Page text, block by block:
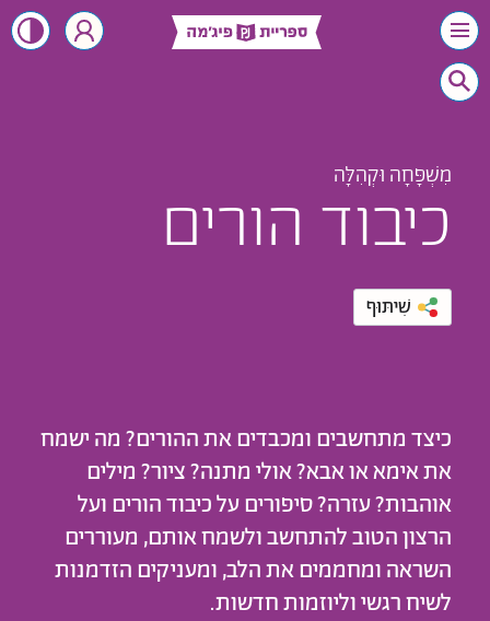
מִשְׁפָּחָה וּקְהִלָּה
כיבוד הורים
שִׁיתּוּף
כיצד מתחשבים ומכבדים את ההורים? מה ישמח
את אימא או אבא? אולי מתנה? ציור? מילים
אוהבות? עזרה? סיפורים על כיבוד הורים ועל
הרצון הטוב להתחשב ולשמח אותם, מעוררים
השראה ומחממים את הלב, ומעניקים הזדמנות
לשיח רגשי וליוזמות חדשות.